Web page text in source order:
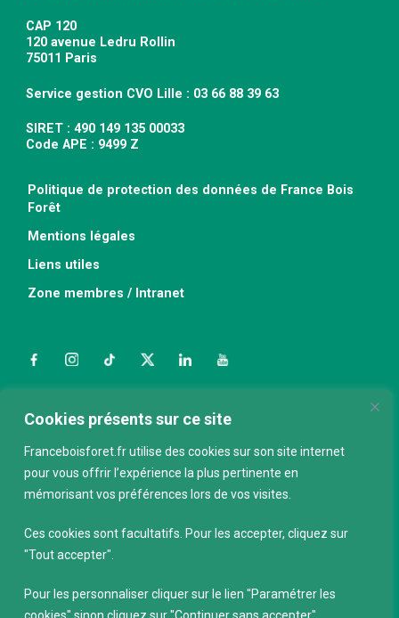
Cookies présents sur ce site
Franceboisforet.fr utilise des cookies sur son site internet
pour vous offrir l’expérience la plus pertinente en
mémorisant vos préférences lors de vos visites.
Ces cookies sont facultatifs. Pour les accepter, cliquez sur
"Tout accepter".
Pour les personnaliser cliquer sur le lien "Paramétrer les
CAP 120
120 avenue Ledru Rollin
75011 Paris
Service gestion CVO Lille : 03 66 88 39 63
SIRET : 490 149 135 00033
Code APE : 9499 Z
Politique de protection des données de France Bois
Forêt
Mentions légales
Liens utiles
Zone membres / Intranet
FacebookInstagramTikTokTwitterLinkedInYouTube
Nous contacter
ABONNEZ-VOUS À LA NEWSLETTER
E-mail*